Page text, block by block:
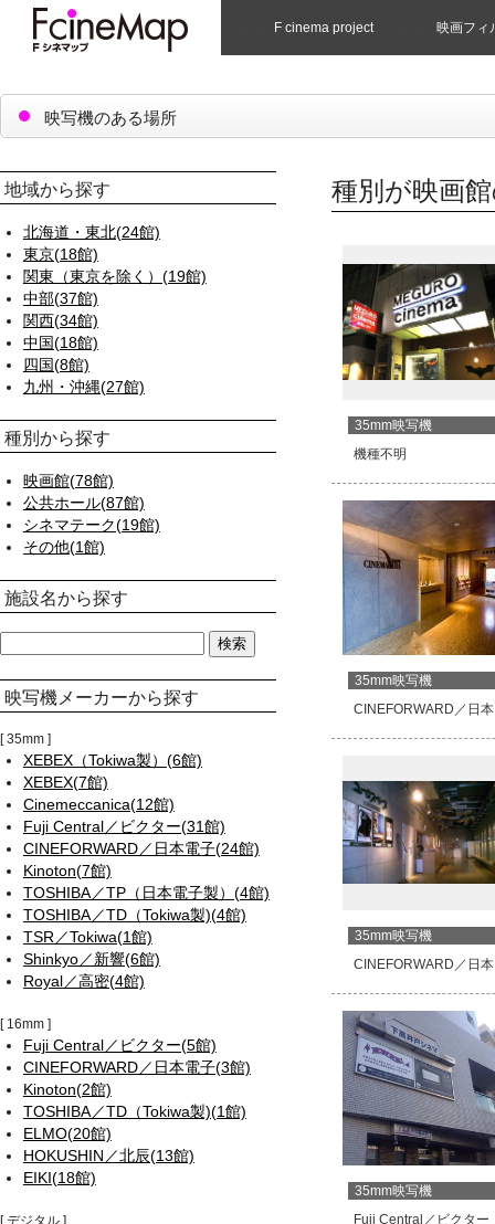
F cinema project 映画フィ
映写機のある場所
種別が映画
35mm映写機
機種不明
35mm映写機
CINEFORWARD／日
35mm映写機
CINEFORWARD／日
35mm映写機
Fuji Central／ビクター
地域から探す
北海道・東北(24館)
東京(18館)
関東（東京を除く）(19館)
中部(37館)
関西(34館)
中国(18館)
四国(8館)
九州・沖縄(27館)
種別から探す
映画館(78館)
公共ホール(87館)
シネマテーク(19館)
その他(1館)
施設名から探す
映写機メーカーから探す
35mm
XEBEX（Tokiwa製）(6館)
XEBEX(7館)
Cinemeccanica(12館)
Fuji Central／ビクター(31館)
CINEFORWARD／日本電子(24館)
Kinoton(7館)
TOSHIBA／TP（日本電子製）(4館)
TOSHIBA／TD（Tokiwa製)(4館)
TSR／Tokiwa(1館)
Shinkyo／新響(6館)
Royal／高密(4館)
16mm
Fuji Central／ビクター(5館)
CINEFORWARD／日本電子(3館)
Kinoton(2館)
TOSHIBA／TD（Tokiwa製)(1館)
ELMO(20館)
HOKUSHIN／北辰(13館)
EIKI(18館)
デジタル